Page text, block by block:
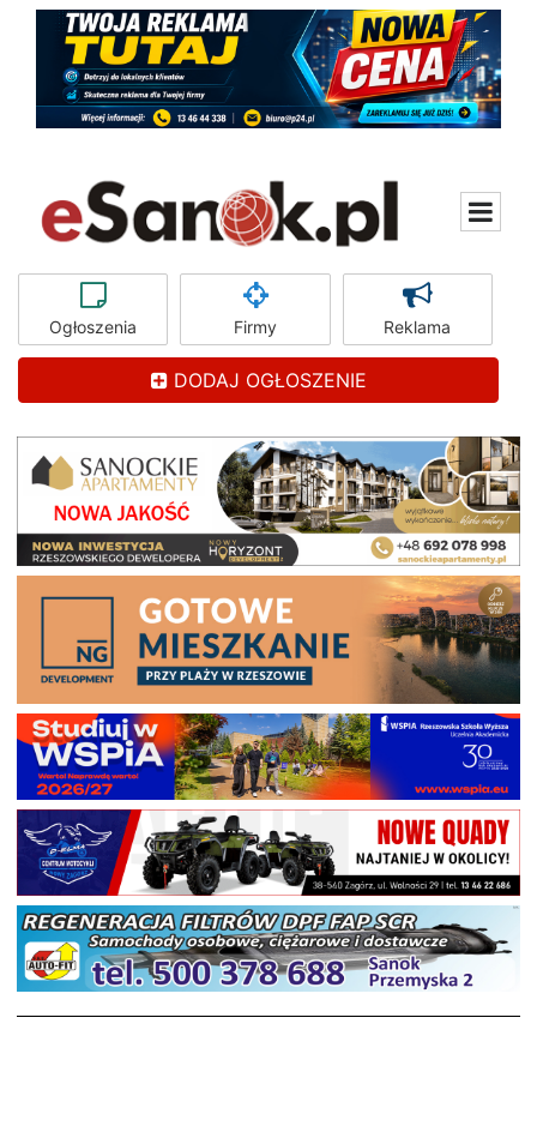
Ogłoszenia Firmy Reklama
DODAJ OGŁOSZENIE